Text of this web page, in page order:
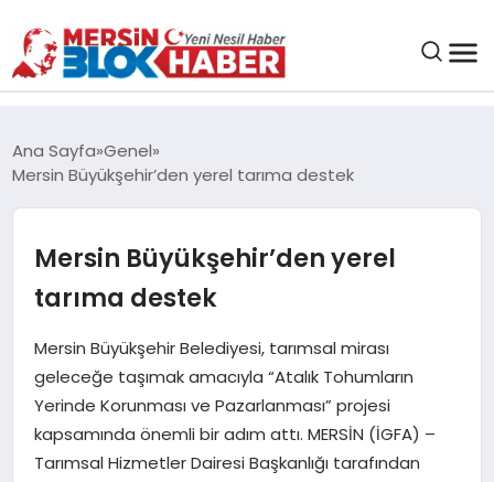
ASAYIŞ
EKONOMI
SANAT
Ana Sayfa Genel
Mersin Büyükşehir’den yerel tarıma destek
Mersin Büyükşehir’den yerel
tarıma destek
Mersin Büyükşehir Belediyesi, tarımsal mirası
geleceğe taşımak amacıyla “Atalık Tohumların
Yerinde Korunması ve Pazarlanması” projesi
kapsamında önemli bir adım attı. MERSİN (İGFA) –
Tarımsal Hizmetler Dairesi Başkanlığı tarafından